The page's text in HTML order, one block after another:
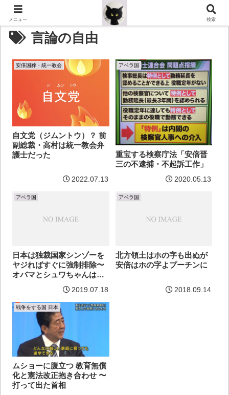
言論の自由
安倍国葬・統一教会
自文党（ジムントウ）？ 前
副総裁・高村は統一教会弁
護士だった
2022.07.13
アベラ国
重宝する検察庁法「安倍晋
三の不逮捕・不起訴工作」
2020.05.13
アベラ国
日本は独裁国家シンゾーを
ヤジればすぐに強制排除〜
オバマとシュワちゃんは…
2019.07.18
アベラ国
北方領土はホの字も出ぬが
安倍はホの字よプーチンに
2018.09.14
戦争をする国 日本
ムショーに腹立つ 教育無償
化と憲法改正抱き合わせ 〜
打って出た首相
メニュー 検索